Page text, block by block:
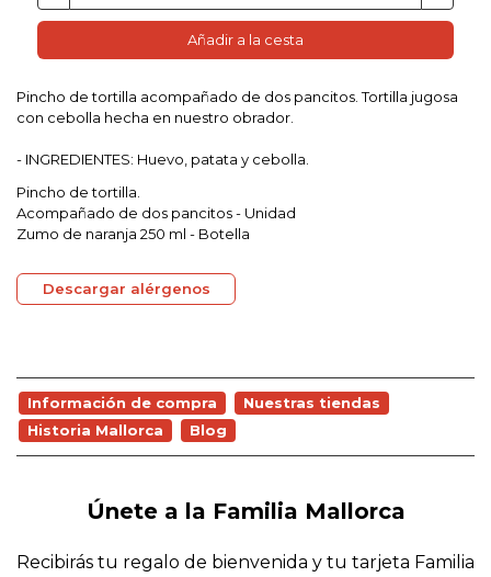
Añadir a la cesta
Pincho de tortilla acompañado de dos pancitos. Tortilla jugosa
con cebolla hecha en nuestro obrador.
- INGREDIENTES: Huevo, patata y cebolla.
Pincho de tortilla.
Acompañado de dos pancitos- Unidad
Zumo de naranja 250 ml - Botella
Descargar alérgenos
Información de compra
Nuestras tiendas
Historia Mallorca
Blog
Únete a la Familia Mallorca
Recibirás tu regalo de bienvenida y tu tarjeta Familia